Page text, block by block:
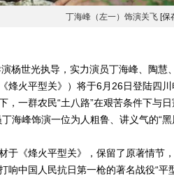
丁海峰（左一）饰演关飞 [保
世光执导，实力演员丁海峰、陶慧
烽火平型关》）将于6月26日登陆四
，一群农民“土八路”在艰苦条件下与
海峰饰演一位为人粗鲁、讲义气的“黑
《烽火平型关》，保留了原著情节
响中国人民抗日第一枪的著名战役“平